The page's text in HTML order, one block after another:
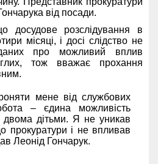
від посади.
досудове розслідування в
місяці, і досі слідство не
про можливий вплив
тож вважає прохання
мене від службових
– єдина можливість
двома дітьми. Я не уникав
прокуратури і не впливав
Леонід Гончарук.